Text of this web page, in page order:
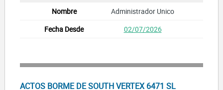
Administrador Unico
02/07/2026
ACTOS BORME DE SOUTH VERTEX 6471 SL